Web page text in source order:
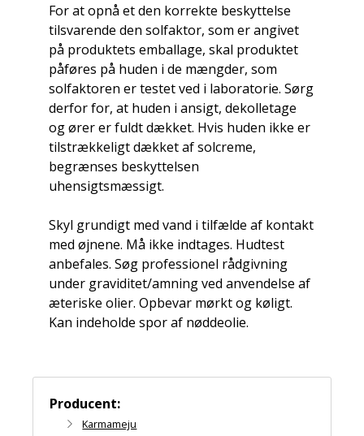
For at opnå et den korrekte beskyttelse
tilsvarende den solfaktor, som er angivet
på produktets emballage, skal produktet
påføres på huden i de mængder, som
solfaktoren er testet ved i laboratorie. Sørg
derfor for, at huden i ansigt, dekolletage
og ører er fuldt dækket. Hvis huden ikke er
tilstrækkeligt dækket af solcreme,
begrænses beskyttelsen
uhensigtsmæssigt.
Skyl grundigt med vand i tilfælde af kontakt
med øjnene. Må ikke indtages. Hudtest
anbefales. Søg professionel rådgivning
under graviditet/amning ved anvendelse af
æteriske olier. Opbevar mørkt og køligt.
Kan indeholde spor af nøddeolie.
Producent:
Karmameju